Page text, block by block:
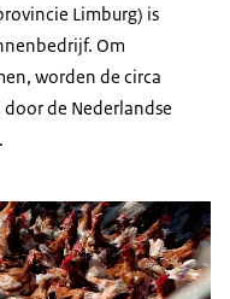
Limburg) is
Om
worden de circa
de Nederlandse